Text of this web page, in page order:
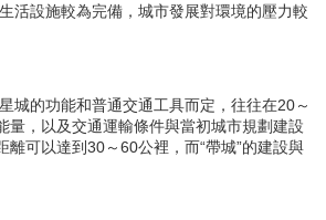
活設施較為完備，城市發展對環境的壓力較
的功能和普通交通工具而定，往往在20～
，以及交通運輸條件與當初城市規劃建設
可以達到30～60公裡，而“帶城”的建設與